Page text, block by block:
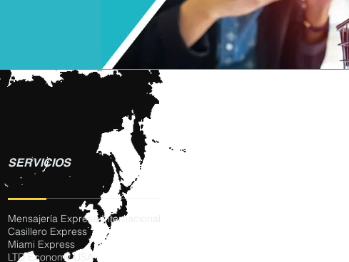
SERVICIOS
Mensajería Expresa Internacional
Casillero Express
Miami Express
LTD Economy USA